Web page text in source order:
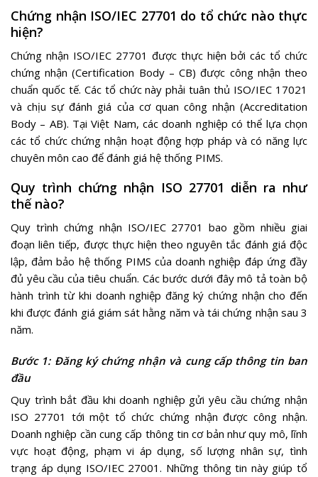
Chứng nhận ISO/IEC 27701 do tổ chức nào thực
hiện?
Chứng nhận ISO/IEC 27701 được thực hiện bởi các tổ chức
chứng nhận (Certification Body – CB) được công nhận theo
chuẩn quốc tế. Các tổ chức này phải tuân thủ ISO/IEC 17021
và chịu sự đánh giá của cơ quan công nhận (Accreditation
Body – AB). Tại Việt Nam, các doanh nghiệp có thể lựa chọn
các tổ chức chứng nhận hoạt động hợp pháp và có năng lực
chuyên môn cao để đánh giá hệ thống PIMS.
Quy trình chứng nhận ISO 27701 diễn ra như
thế nào?
Quy trình chứng nhận ISO/IEC 27701 bao gồm nhiều giai
đoạn liên tiếp, được thực hiện theo nguyên tắc đánh giá độc
lập, đảm bảo hệ thống PIMS của doanh nghiệp đáp ứng đầy
đủ yêu cầu của tiêu chuẩn. Các bước dưới đây mô tả toàn bộ
hành trình từ khi doanh nghiệp đăng ký chứng nhận cho đến
khi được đánh giá giám sát hằng năm và tái chứng nhận sau 3
năm.
Bước 1: Đăng ký chứng nhận và cung cấp thông tin ban
đầu
Quy trình bắt đầu khi doanh nghiệp gửi yêu cầu chứng nhận
ISO 27701 tới một tổ chức chứng nhận được công nhận.
Doanh nghiệp cần cung cấp thông tin cơ bản như quy mô, lĩnh
vực hoạt động, phạm vi áp dụng, số lượng nhân sự, tình
trạng áp dụng ISO/IEC 27001. Những thông tin này giúp tổ